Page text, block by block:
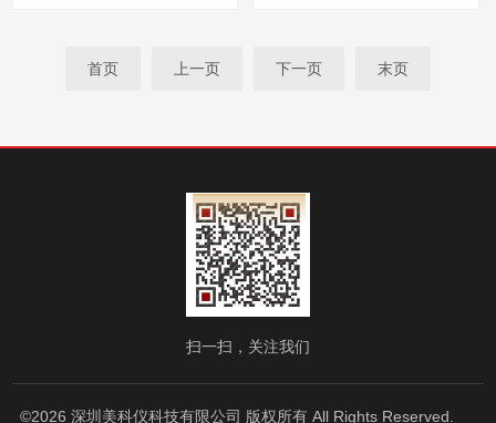
首页 上一页 下一页 末页
扫一扫，关注我们
©2026 深圳美科仪科技有限公司 版权所有 All Rights Reserved.